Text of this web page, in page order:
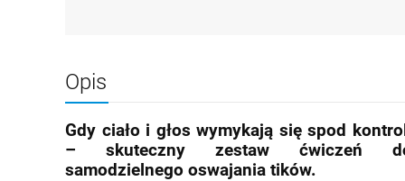
Opis
Gdy ciało i głos wymykają się spod
– skuteczny zestaw ćwiczeń
samodzielnego oswajania tików.